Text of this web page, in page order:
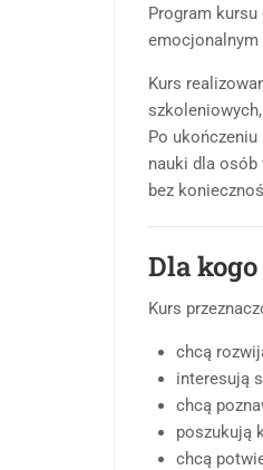
Program
emocjonalnym
Kurs
Po
nauki dla osób
bez
Dla
Kurs
chcą
interesują
chcą
poszukują
chcą